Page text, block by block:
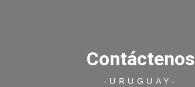
Contáctenos
-URUGUAY-